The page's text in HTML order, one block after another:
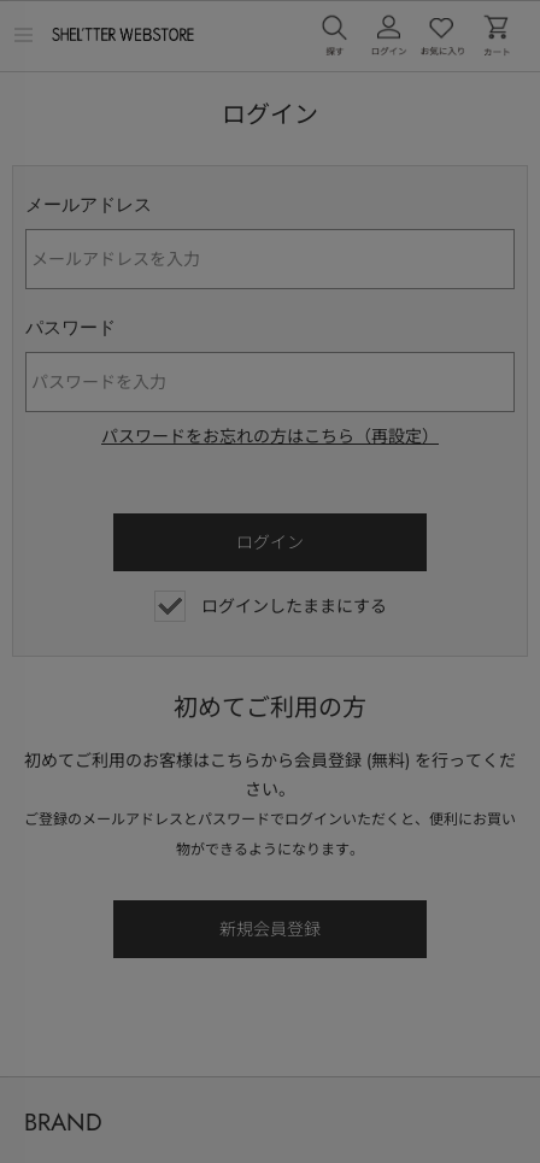
ログイン
メールアドレス
パスワード
パスワードをお忘れの方はこちら（再設定）
ログインしたままにする
初めてご利用の方
初めてご利用のお客様はこちらから会員登録 (無料) を行ってくだ
さい。
ご登録のメールアドレスとパスワードでログインいただくと、便利にお買い
物ができるようになります。
BRAND